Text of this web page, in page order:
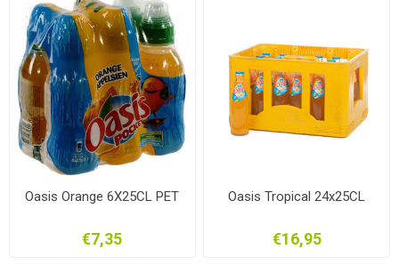
Oasis Orange 6X25CL PET
€7,35
Oasis Tropical 24x25CL
€16,95